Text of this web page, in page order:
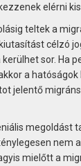
elérni
teltek a
célzó
sor. Ha
a
jelentő
megoldást
nem
mielőtt a